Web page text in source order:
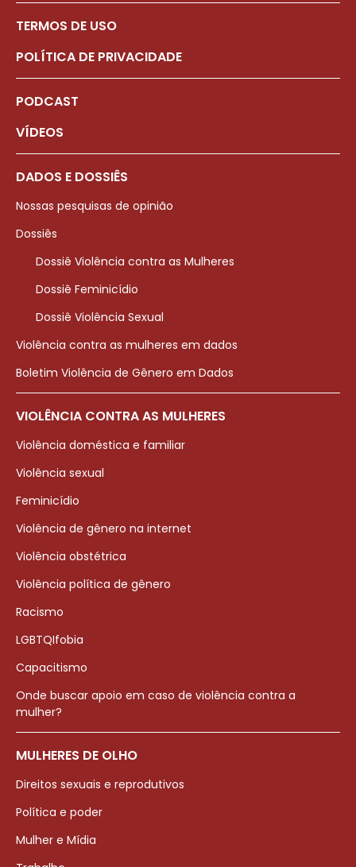
TERMOS DE USO
POLÍTICA DE PRIVACIDADE
PODCAST
VÍDEOS
DADOS E DOSSIÊS
Nossas pesquisas de opinião
Dossiês
Dossiê Violência contra as Mulheres
Dossiê Feminicídio
Dossiê Violência Sexual
Violência contra as mulheres em dados
Boletim Violência de Gênero em Dados
VIOLÊNCIA CONTRA AS MULHERES
Violência doméstica e familiar
Violência sexual
Feminicídio
Violência de gênero na internet
Violência obstétrica
Violência política de gênero
Racismo
LGBTQIfobia
Capacitismo
Onde buscar apoio em caso de violência contra a
mulher?
MULHERES DE OLHO
Direitos sexuais e reprodutivos
Política e poder
Mulher e Mídia